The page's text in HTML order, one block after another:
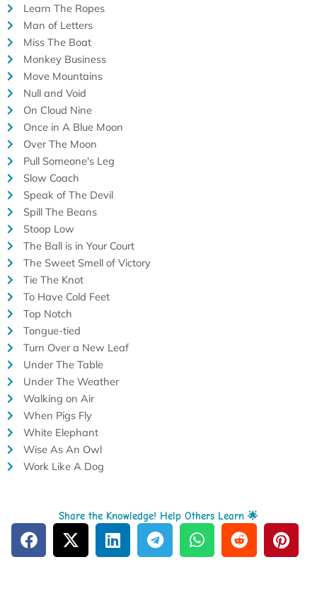
Learn The Ropes
Man of Letters
Miss The Boat
Monkey Business
Move Mountains
Null and Void
On Cloud Nine
Once in A Blue Moon
Over The Moon
Pull Someone's Leg
Slow Coach
Speak of The Devil
Spill The Beans
Stoop Low
The Ball is in Your Court
The Sweet Smell of Victory
Tie The Knot
To Have Cold Feet
Top Notch
Tongue-tied
Turn Over a New Leaf
Under The Table
Under The Weather
Walking on Air
When Pigs Fly
White Elephant
Wise As An Owl
Work Like A Dog
Share the Knowledge! Help Others Learn 🌟